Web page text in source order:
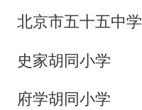
北京市五十五中学
史家胡同小学
府学胡同小学